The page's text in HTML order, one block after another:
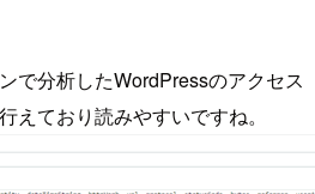
で分析したWordPressのアクセス
えており読みやすいですね。